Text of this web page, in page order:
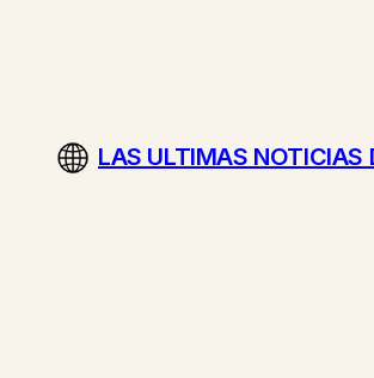
LAS ULTIMAS NOTICIAS